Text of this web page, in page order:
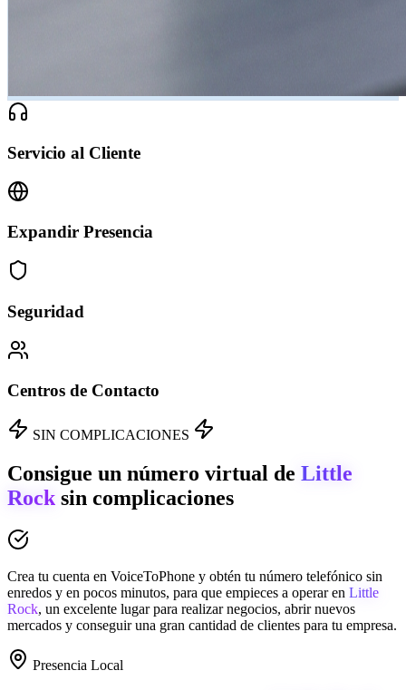
Servicio al Cliente
Expandir Presencia
Seguridad
Centros de Contacto
SIN COMPLICACIONES
Consigue un número virtual de Little
Rock sin complicaciones
Crea tu cuenta en VoiceToPhone y obtén tu número telefónico sin
enredos y en pocos minutos, para que empieces a operar en Little
Rock, un excelente lugar para realizar negocios, abrir nuevos
mercados y conseguir una gran cantidad de clientes para tu empresa.
Presencia Local